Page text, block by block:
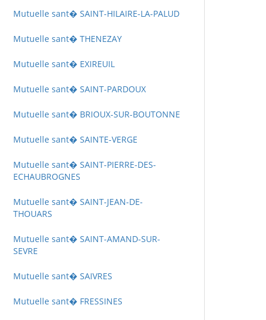
Mutuelle sant� SAINT-HILAIRE-LA-PALUD
Mutuelle sant� THENEZAY
Mutuelle sant� EXIREUIL
Mutuelle sant� SAINT-PARDOUX
Mutuelle sant� BRIOUX-SUR-BOUTONNE
Mutuelle sant� SAINTE-VERGE
Mutuelle sant� SAINT-PIERRE-DES-
ECHAUBROGNES
Mutuelle sant� SAINT-JEAN-DE-
THOUARS
Mutuelle sant� SAINT-AMAND-SUR-
SEVRE
Mutuelle sant� SAIVRES
Mutuelle sant� FRESSINES